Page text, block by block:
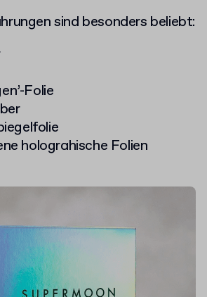
sind besonders beliebt:
Folie
holograhische Folien